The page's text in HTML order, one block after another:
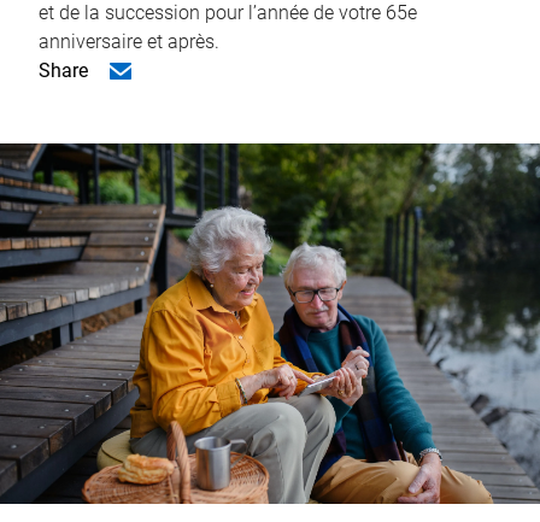
et de la succession pour l’année de votre 65e
anniversaire et après.
Share